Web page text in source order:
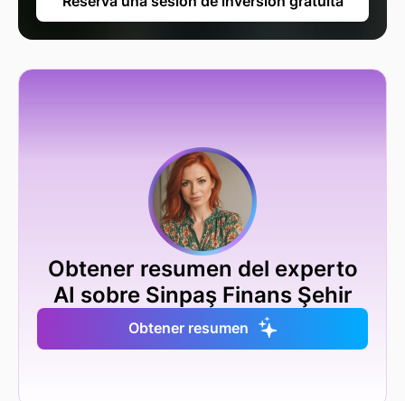
Obtener resumen del experto
AI sobre Sinpaş Finans Şehir
Obtener resumen